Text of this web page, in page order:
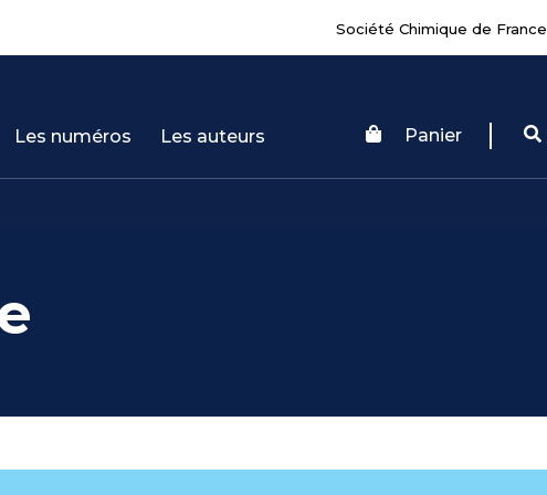
Société Chimique de France
Les numéros Les auteurs Panier